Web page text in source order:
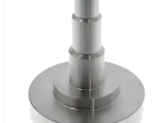
När du valt kommer
och